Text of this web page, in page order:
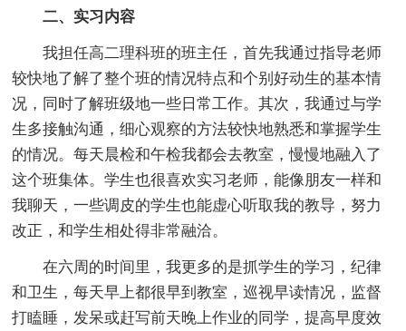
二、实习内容
我担任高二理科班的班主任，首先我通过指导老师
较快地了解了整个班的情况特点和个别好动生的基本情
况，同时了解班级地一些日常工作。其次，我通过与学
生多接触沟通，细心观察的方法较快地熟悉和掌握学生
的情况。每天晨检和午检我都会去教室，慢慢地融入了
这个班集体。学生也很喜欢实习老师，能像朋友一样和
我聊天，一些调皮的学生也能虚心听取我的教导，努力
改正，和学生相处得非常融洽。
在六周的时间里，我更多的是抓学生的学习，纪律
和卫生，每天早上都很早到教室，巡视早读情况，监督
打瞌睡，发呆或赶写前天晚上作业的同学，提高早度效